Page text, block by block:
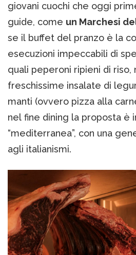
giovani cuochi che oggi
guide, come un Marchesi
se il buffet del pranzo è la
esecuzioni impeccabili di
quali peperoni ripieni di
freschissime insalate di
manti (ovvero pizza alla
nel fine dining la proposta è
“mediterranea”, con una
agli italianismi.